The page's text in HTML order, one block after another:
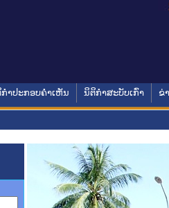
າປະກອບຄໍາເຫັນ ນິຕິກໍາສະບັບເກົ່າ ຂ່